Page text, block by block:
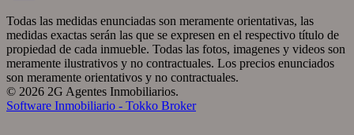
Todas las medidas enunciadas son meramente orientativas, las
medidas exactas serán las que se expresen en el respectivo título de
propiedad de cada inmueble. Todas las fotos, imagenes y videos son
meramente ilustrativos y no contractuales. Los precios enunciados
son meramente orientativos y no contractuales.
© 2026 2G Agentes Inmobiliarios.
Software Inmobiliario - Tokko Broker